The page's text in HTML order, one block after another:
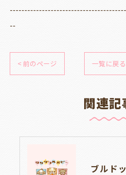
--
< 前のページ 一覧に戻る
関連記